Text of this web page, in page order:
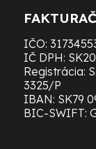
IČO:
IČ DPH:
Registrácia:
3325/P
IBAN: SK79
BIC-SWIFT: